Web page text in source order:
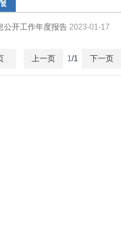
公开工作年度报告 2023-01-17
上一页 1/1 下一页